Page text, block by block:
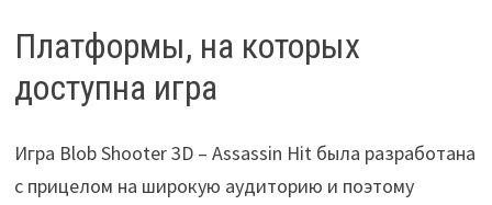
Платформы, на которых
доступна игра
Игра Blob Shooter 3D – Assassin Hit была разработана
с прицелом на широкую аудиторию и поэтому